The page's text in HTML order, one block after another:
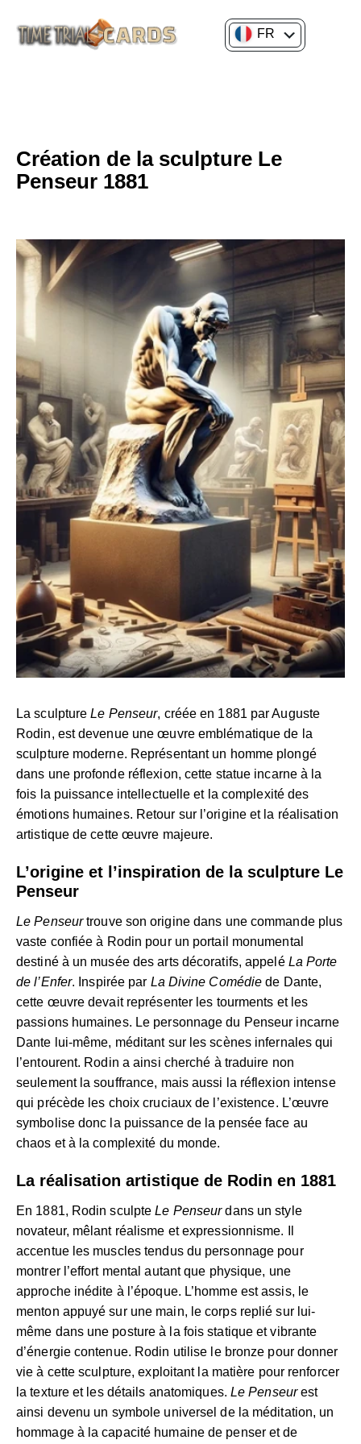
FR
Création de la sculpture Le
Penseur 1881
La sculptureLe Penseur, créée en 1881 par Auguste
Rodin, est devenue une œuvre emblématique de la
sculpture moderne. Représentant un homme plongé
dans une profonde réflexion, cette statue incarne à la
fois la puissance intellectuelle et la complexité des
émotions humaines. Retour sur l’origine et la réalisation
artistique de cette œuvre majeure.
L’origine et l’inspiration de la sculpture Le
Penseur
Le Penseurtrouve son origine dans une commande plus
vaste confiée à Rodin pour un portail monumental
destiné à un musée des arts décoratifs, appelé La Porte
de l’Enfer. Inspirée par La Divine Comédie de Dante,
cette œuvre devait représenter les tourments et les
passions humaines. Le personnage du Penseur incarne
Dante lui-même, méditant sur les scènes infernales qui
l’entourent. Rodin a ainsi cherché à traduire non
seulement la souffrance, mais aussi la réflexion intense
qui précède les choix cruciaux de l’existence. L’œuvre
symbolise donc la puissance de la pensée face au
chaos et à la complexité du monde.
La réalisation artistique de Rodin en 1881
En 1881, Rodin sculpteLe Penseurdans un style
novateur, mêlant réalisme et expressionnisme. Il
accentue les muscles tendus du personnage pour
montrer l’effort mental autant que physique, une
approche inédite à l’époque. L’homme est assis, le
menton appuyé sur une main, le corps replié sur lui-
même dans une posture à la fois statique et vibrante
d’énergie contenue. Rodin utilise le bronze pour donner
vie à cette sculpture, exploitant la matière pour renforcer
la texture et les détails anatomiques. Le Penseurest
ainsi devenu un symbole universel de la méditation, un
hommage à la capacité humaine de penser et de